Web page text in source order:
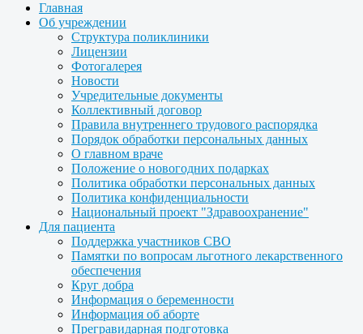
Главная
Об учреждении
Структура поликлиники
Лицензии
Фотогалерея
Новости
Учредительные документы
Коллективный договор
Правила внутреннего трудового распорядка
Порядок обработки персональных данных
О главном враче
Положение о новогодних подарках
Политика обработки персональных данных
Политика конфиденциальности
Национальный проект "Здравоохранение"
Для пациента
Поддержка участников СВО
Памятки по вопросам льготного лекарственного
обеспечения
Круг добра
Информация о беременности
Информация об аборте
Прегравидарная подготовка